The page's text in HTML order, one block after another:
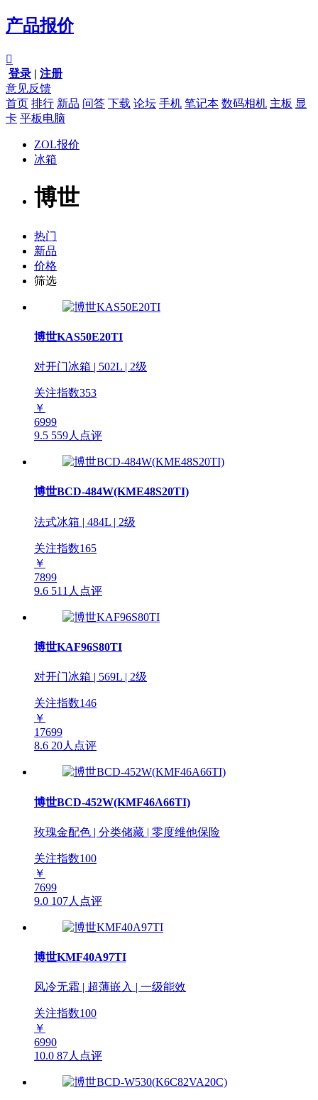
产品报价

登录 | 注册
意见反馈
首页 排行 新品 问答 下载 论坛 手机 笔记本 数码相机 主板 显
卡 平板电脑
ZOL报价
冰箱
博世
热门
新品
价格
筛选
博世KAS50E20TI
对开门冰箱 | 502L | 2级
关注指数353
￥
6999
9.5 559人点评
博世BCD-484W(KME48S20TI)
法式冰箱 | 484L | 2级
关注指数165
￥
7899
9.6 511人点评
博世KAF96S80TI
对开门冰箱 | 569L | 2级
关注指数146
￥
17699
8.6 20人点评
博世BCD-452W(KMF46A66TI)
玫瑰金配色 | 分类储藏 | 零度维他保险
关注指数100
￥
7699
9.0 107人点评
博世KMF40A97TI
风冷无霜 | 超薄嵌入 | 一级能效
关注指数100
￥
6990
10.0 87人点评